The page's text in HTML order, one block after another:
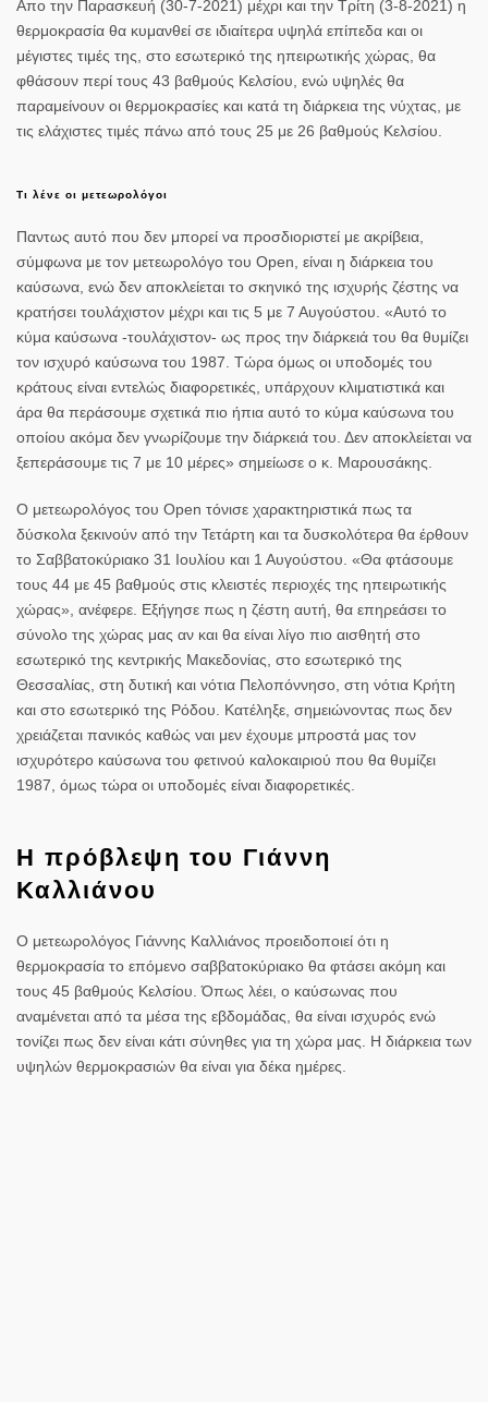
Απο την Παρασκευή (30-7-2021) μέχρι και την Τρίτη (3-8-2021) η
θερμοκρασία θα κυμανθεί σε ιδιαίτερα υψηλά επίπεδα και οι
μέγιστες τιμές της, στο εσωτερικό της ηπειρωτικής χώρας, θα
φθάσουν περί τους 43 βαθμούς Κελσίου, ενώ υψηλές θα
παραμείνουν οι θερμοκρασίες και κατά τη διάρκεια της νύχτας, με
τις ελάχιστες τιμές πάνω από τους 25 με 26 βαθμούς Κελσίου.
Τι λένε οι μετεωρολόγοι
Παντως αυτό που δεν μπορεί να προσδιοριστεί με ακρίβεια,
σύμφωνα με τον μετεωρολόγο του Open, είναι η διάρκεια του
καύσωνα, ενώ δεν αποκλείεται το σκηνικό της ισχυρής ζέστης να
κρατήσει τουλάχιστον μέχρι και τις 5 με 7 Αυγούστου. «Αυτό το
κύμα καύσωνα -τουλάχιστον- ως προς την διάρκειά του θα θυμίζει
τον ισχυρό καύσωνα του 1987. Τώρα όμως οι υποδομές του
κράτους είναι εντελώς διαφορετικές, υπάρχουν κλιματιστικά και
άρα θα περάσουμε σχετικά πιο ήπια αυτό το κύμα καύσωνα του
οποίου ακόμα δεν γνωρίζουμε την διάρκειά του. Δεν αποκλείεται να
ξεπεράσουμε τις 7 με 10 μέρες» σημείωσε ο κ. Μαρουσάκης.
Ο μετεωρολόγος του Open τόνισε χαρακτηριστικά πως τα
δύσκολα ξεκινούν από την Τετάρτη και τα δυσκολότερα θα έρθουν
το Σαββατοκύριακο 31 Ιουλίου και 1 Αυγούστου. «Θα φτάσουμε
τους 44 με 45 βαθμούς στις κλειστές περιοχές της ηπειρωτικής
χώρας», ανέφερε. Εξήγησε πως η ζέστη αυτή, θα επηρεάσει το
σύνολο της χώρας μας αν και θα είναι λίγο πιο αισθητή στο
εσωτερικό της κεντρικής Μακεδονίας, στο εσωτερικό της
Θεσσαλίας, στη δυτική και νότια Πελοπόννησο, στη νότια Κρήτη
και στο εσωτερικό της Ρόδου. Κατέληξε, σημειώνοντας πως δεν
χρειάζεται πανικός καθώς ναι μεν έχουμε μπροστά μας τον
ισχυρότερο καύσωνα του φετινού καλοκαιριού που θα θυμίζει
1987, όμως τώρα οι υποδομές είναι διαφορετικές.
Η πρόβλεψη του Γιάννη
Καλλιάνου
Ο μετεωρολόγος Γιάννης Καλλιάνος προειδοποιεί ότι η
θερμοκρασία το επόμενο σαββατοκύριακo θα φτάσει ακόμη και
τους 45 βαθμούς Κελσίου. Όπως λέει, ο καύσωνας που
αναμένεται από τα μέσα της εβδομάδας, θα είναι ισχυρός ενώ
τονίζει πως δεν είναι κάτι σύνηθες για τη χώρα μας. Η διάρκεια των
υψηλών θερμοκρασιών θα είναι για δέκα ημέρες.